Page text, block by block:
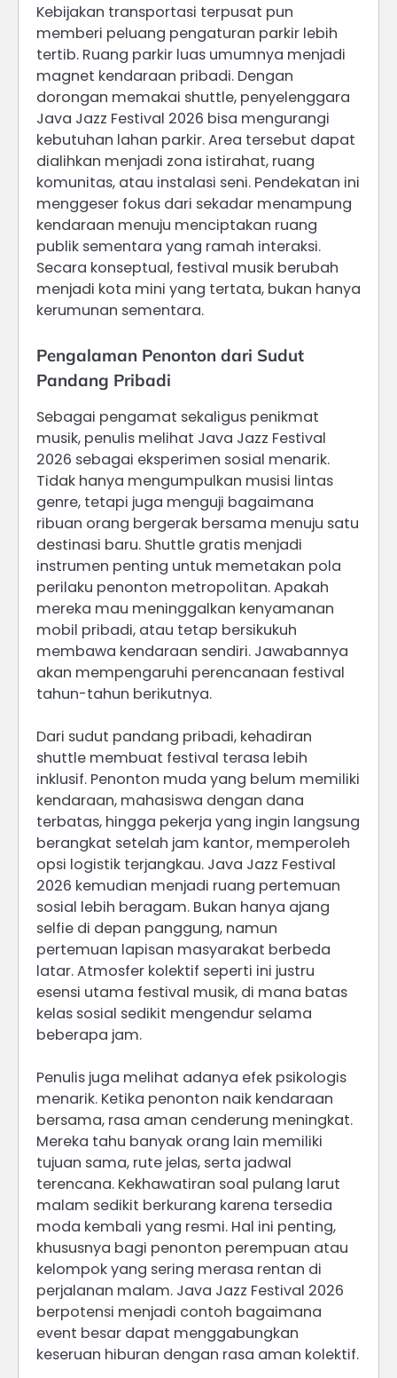
Kebijakan transportasi terpusat pun
memberi peluang pengaturan parkir lebih
tertib. Ruang parkir luas umumnya menjadi
magnet kendaraan pribadi. Dengan
dorongan memakai shuttle, penyelenggara
Java Jazz Festival 2026 bisa mengurangi
kebutuhan lahan parkir. Area tersebut dapat
dialihkan menjadi zona istirahat, ruang
komunitas, atau instalasi seni. Pendekatan ini
menggeser fokus dari sekadar menampung
kendaraan menuju menciptakan ruang
publik sementara yang ramah interaksi.
Secara konseptual, festival musik berubah
menjadi kota mini yang tertata, bukan hanya
kerumunan sementara.
Pengalaman Penonton dari Sudut
Pandang Pribadi
Sebagai pengamat sekaligus penikmat
musik, penulis melihat Java Jazz Festival
2026 sebagai eksperimen sosial menarik.
Tidak hanya mengumpulkan musisi lintas
genre, tetapi juga menguji bagaimana
ribuan orang bergerak bersama menuju satu
destinasi baru. Shuttle gratis menjadi
instrumen penting untuk memetakan pola
perilaku penonton metropolitan. Apakah
mereka mau meninggalkan kenyamanan
mobil pribadi, atau tetap bersikukuh
membawa kendaraan sendiri. Jawabannya
akan mempengaruhi perencanaan festival
tahun-tahun berikutnya.
Dari sudut pandang pribadi, kehadiran
shuttle membuat festival terasa lebih
inklusif. Penonton muda yang belum memiliki
kendaraan, mahasiswa dengan dana
terbatas, hingga pekerja yang ingin langsung
berangkat setelah jam kantor, memperoleh
opsi logistik terjangkau. Java Jazz Festival
2026 kemudian menjadi ruang pertemuan
sosial lebih beragam. Bukan hanya ajang
selfie di depan panggung, namun
pertemuan lapisan masyarakat berbeda
latar. Atmosfer kolektif seperti ini justru
esensi utama festival musik, di mana batas
kelas sosial sedikit mengendur selama
beberapa jam.
Penulis juga melihat adanya efek psikologis
menarik. Ketika penonton naik kendaraan
bersama, rasa aman cenderung meningkat.
Mereka tahu banyak orang lain memiliki
tujuan sama, rute jelas, serta jadwal
terencana. Kekhawatiran soal pulang larut
malam sedikit berkurang karena tersedia
moda kembali yang resmi. Hal ini penting,
khususnya bagi penonton perempuan atau
kelompok yang sering merasa rentan di
perjalanan malam. Java Jazz Festival 2026
berpotensi menjadi contoh bagaimana
event besar dapat menggabungkan
keseruan hiburan dengan rasa aman kolektif.